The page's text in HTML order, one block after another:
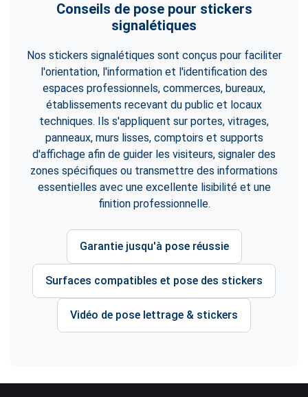
Conseils de pose pour stickers
signalétiques
Nos stickers signalétiques sont conçus pour faciliter
l'orientation, l'information et l'identification des
espaces professionnels, commerces, bureaux,
établissements recevant du public et locaux
techniques. Ils s'appliquent sur portes, vitrages,
panneaux, murs lisses, comptoirs et supports
d'affichage afin de guider les visiteurs, signaler des
zones spécifiques ou transmettre des informations
essentielles avec une excellente lisibilité et une
finition professionnelle.
Garantie jusqu'à pose réussie
Surfaces compatibles et pose des stickers
Vidéo de pose lettrage & stickers